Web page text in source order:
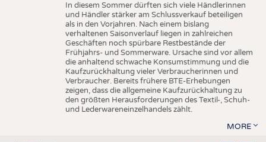
In diesem Sommer dürften sich viele Händlerinnen
und Händler stärker am Schlussverkauf beteiligen
als in den Vorjahren. Nach einem bislang
verhaltenen Saisonverlauf liegen in zahlreichen
Geschäften noch spürbare Restbestände der
Frühjahrs- und Sommerware. Ursache sind vor allem
die anhaltend schwache Konsumstimmung und die
Kaufzurückhaltung vieler Verbraucherinnen und
Verbraucher. Bereits frühere BTE-Erhebungen
zeigen, dass die allgemeine Kaufzurückhaltung zu
den größten Herausforderungen des Textil-, Schuh-
und Lederwareneinzelhandels zählt.
MORE